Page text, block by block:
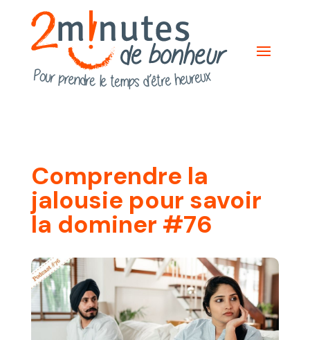
Comprendre la
jalousie pour savoir
la dominer #76